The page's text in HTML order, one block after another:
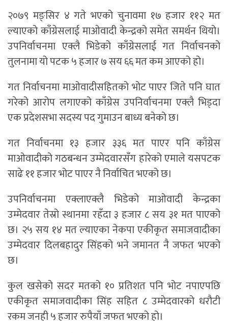
२०७९ मङ्सिर ४ गते भएको चुनावमा १७ हजार ११२ मत
ल्याएको काँग्रेसलाई माओवादी केन्द्रको समेत समर्थन थियो।
उपनिर्वाचनमा एक्लै भिडेको काँग्रेसलाई गत निर्वाचनको
तुलनामा यो पटक ५ हजार ७ सय ६६ मत कम आएको हो।
गत निर्वाचनमा माओवादीसहितको भोट पाएर जिते पनि घात
गरेको आरोप लगाएको काँग्रेस उपनिर्वाचनमा एक्लै भिड्दा
एक प्रदेशसभा सदस्य पद गुमाउन बाध्य बनेको छ।
गत निर्वाचनमा १३ हजार ३३६ मत पाएर पनि काँग्रेस
माओवादीको गठबन्धन उम्मेदवारसँग हारेको एमाले यसपटक
साढे ११ हजार भोट पाएर नै निर्वाचित भएको छ।
उपनिर्वाचनमा एक्लाएक्लै भिडेको माओवादी केन्द्रका
उम्मेदवार तेस्रो स्थानमा रहँदा ३ हजार ८ सय ३१ मत पाएको
छ। २५ सय १४ मत ल्याएका नेकपा एकीकृत समाजवादीका
उम्मेदवार दिलबहादुर सिंहको भने जमानत नै जफत भएको
छ।
कुल खसेको सदर मतको १० प्रतिशत पनि भोट नपाएपछि
एकीकृत समाजवादीका सिंह सहित ८ उम्मेदवारको धरौटी
रकम जनही ५ हजार रुपैयाँ जफत भएको हो।